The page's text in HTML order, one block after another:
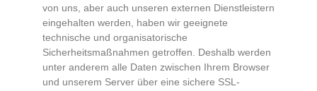
von uns, aber auch unseren externen Dienstleistern
eingehalten werden, haben wir geeignete
technische und organisatorische
Sicherheitsmaßnahmen getroffen. Deshalb werden
unter anderem alle Daten zwischen Ihrem Browser
und unserem Server über eine sichere SSL-